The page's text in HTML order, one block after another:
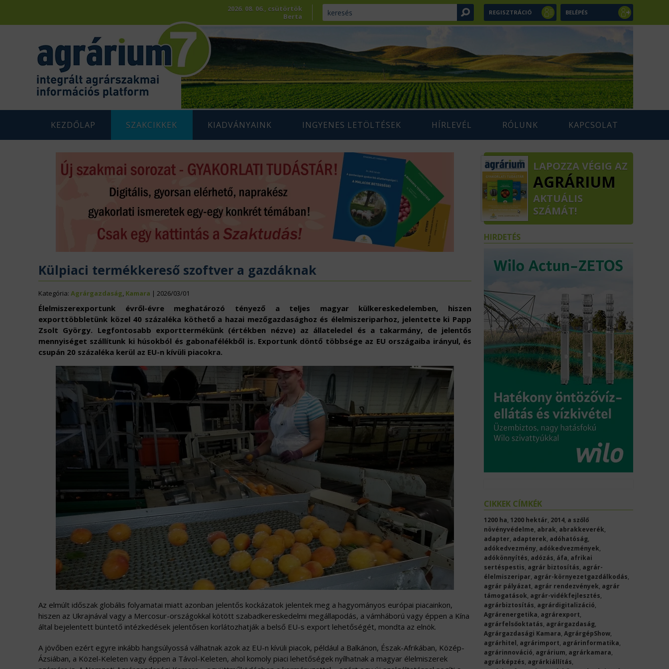
REGISZTRÁCIÓ BELÉPÉS
2026. 08. 06., csütörtök
Berta
KEZDŐLAP SZAKCIKKEK
AGRÁRENERGETIKA
FENNTARTHATÓ
AGRÁRGAZDASÁG
GÉPESÍTÉS
AGRÁRTÁMOGATÁSOK KAMARA
ÁLLATTENYÉSZTÉS NÖVÉNYTERMESZTÉS
ÉLELMISZERIPAR NÖVÉNYVÉDELEM
EURÓPAI UNIÓ VIDÉKFEJLESZTÉS
KIADVÁNYAINK
AGRÁRIUM SZAKLAP
AGRÁR SZAKKÖNYVEK
INGYENES LETÖLTÉSEK
AGRÁRIUM MAGAZIN ARCHÍVUM
SZAKMAI TANULMÁNYOK
HÍRLEVÉL RÓLUNK KAPCSOLAT
Külpiaci termékkereső szoftver a gazdáknak
Kategória: Agrárgazdaság, Kamara | 2026/03/01
Élelmiszerexportunk évről-évre meghatározó tényező a teljes magyar külkereskedelemben, hiszen
exporttöbbletünk közel 40 százaléka köthető a hazai mezőgazdasághoz és élelmiszeriparhoz, jelentette ki Papp
Zsolt György. Legfontosabb exporttermékünk (értékben nézve) az állateledel és a takarmány, de jelentős
mennyiséget szállítunk ki húsokból és gabonafélékből is. Exportunk döntő többsége az EU országaiba irányul, és
csupán 20 százaléka kerül az EU-n kívüli piacokra.
Az elmúlt időszak globális folyamatai miatt azonban jelentős kockázatok jelentek meg a hagyományos európai piacainkon,
hiszen az Ukrajnával vagy a Mercosur-országokkal kötött szabadkereskedelmi megállapodás, a vámháború vagy éppen a Kína
által bejelentett büntető intézkedések jelentősen korlátozhatják a belső EU-s export lehetőségét, mondta az elnök.
A jövőben ezért egyre inkább hangsúlyossá válhatnak azok az EU-n kívüli piacok, például a Balkánon, Észak-Afrikában, Közép-
Ázsiában, a Közel-Keleten vagy éppen a Távol-Keleten, ahol komoly piaci lehetőségek nyílhatnak a magyar élelmiszerek
LAPOZZA VÉGIG AZ
AGRÁRIUM
AKTUÁLIS
SZÁMÁT!
HIRDETÉS
CIKKEK CÍMKÉK
1200 ha, 1200 hektár, 2014, a szőlő
növényvédelme, abrak, abrakkeverék,
adapter, adapterek, adóhatóság,
adókedvezmény, adókedvezmények,
adókönnyítés, adózás, áfa, afrikai
sertéspestis, agrár biztosítás, agrár-
élelmiszeripar, agrár-környezetgazdálkodás,
agrár pályázat, agrár rendezvények, agrár
támogatások, agrár-vidékfejlesztés,
agrárbiztosítás, agrárdigitalizáció,
Agrárenergetika, agrárexport,
agrárfelsőoktatás, agrárgazdaság,
Agrárgazdasági Kamara, AgrárgépShow,
agrárhitel, agrárimport, agrárinformatika,
agrárinnováció, agrárium, agrárkamara,
agrárképzés, agrárkiállítás,